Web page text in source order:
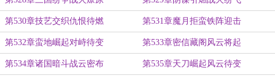
第530章技艺交织仇恨待燃 第531章魔月拒蛮铁阵迎击
第532章蛮地崛起对峙待变 第533章密信藏阁风云将起
第534章诸国暗斗战云密布 第535章天刀崛起风云待变